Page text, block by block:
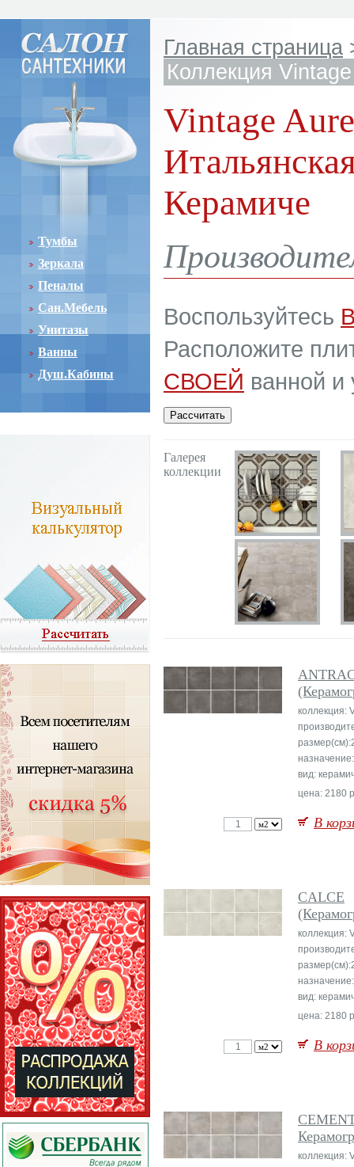
Тумбы
Зеркала
Пеналы
Сан.Мебель
Унитазы
Ванны
Душ.Кабины
Главная страница
Коллекция Vintage
Vintage
Керамиче
Воспользуйтесь
Расположите
СВОЕЙ ванной и
Галерея
коллекции
коллекция:
вид:
цена: 2180
В
CALCE
коллекция:
вид:
цена: 2180
В
коллекция: